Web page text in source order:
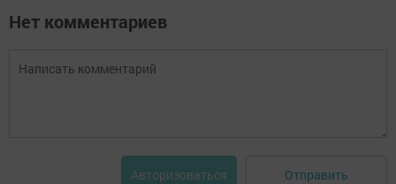
Нет комментариев
Авторизоваться Отправить